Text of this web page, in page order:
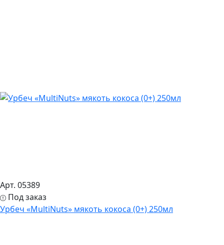
Арт. 05389
Под заказ
Урбеч «MultiNuts» мякоть кокоса (0+) 250мл